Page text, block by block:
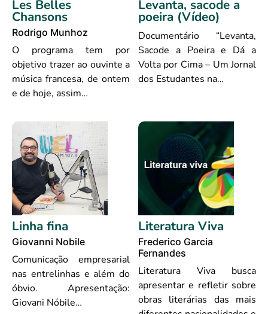
Les Belles
Chansons
Rodrigo Munhoz
O programa tem por
objetivo trazer ao ouvinte a
música francesa, de ontem
e de hoje, assim…
Levanta, sacode a
poeira (Vídeo)
Documentário “Levanta,
Sacode a Poeira e Dá a
Volta por Cima – Um Jornal
dos Estudantes na…
Linha fina
Giovanni Nobile
Comunicação empresarial
nas entrelinhas e além do
óbvio. Apresentação:
Giovani Nóbile…
Literatura Viva
Frederico Garcia
Fernandes
Literatura Viva busca
apresentar e refletir sobre
obras literárias das mais